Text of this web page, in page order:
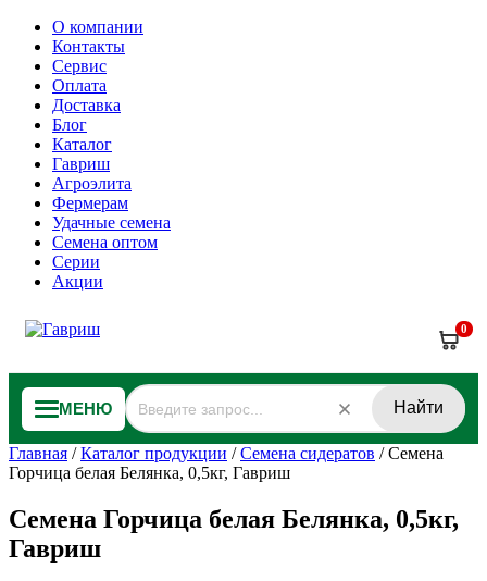
О компании
Контакты
Сервис
Оплата
Доставка
Блог
Каталог
Гавриш
Агроэлита
Фермерам
Удачные семена
Семена оптом
Серии
Акции
0
МЕНЮ Найти
Главная /Каталог продукции /Семена сидератов /Семена
Горчица белая Белянка, 0,5кг, Гавриш
Семена Горчица белая Белянка, 0,5кг,
Гавриш